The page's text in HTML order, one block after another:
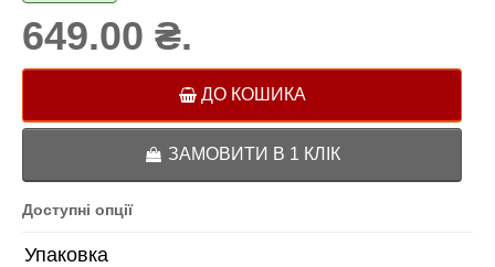
649.00 ₴.
ДО КОШИКА
ЗАМОВИТИ В 1 КЛІК
Доступні опції
Упаковка